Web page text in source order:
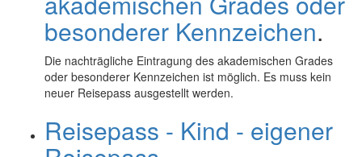
besonderer Kennzeichen.
Die nachträgliche Eintragung des akademischen Grades
oder besonderer Kennzeichen ist möglich. Es muss kein
neuer Reisepass ausgestellt werden.
Reisepass - Kind - eigener